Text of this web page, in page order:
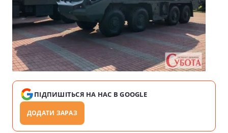
ПІДПИШІТЬСЯ НА НАС В GOOGLE
ДОДАТИ ЗАРАЗ